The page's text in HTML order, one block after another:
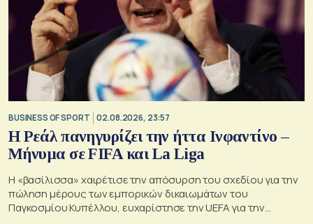
BUSINESS OF SPORT 02.08.2026, 23:57
Η Ρεάλ πανηγυρίζει την ήττα Ινφαντίνο –
Μήνυμα σε FIFA και La Liga
Η «βασίλισσα» χαιρέτισε την απόσυρση του σχεδίου για την
πώληση μέρους των εμπορικών δικαιωμάτων του
Παγκοσμίου Κυπέλλου, ευχαρίστησε την UEFA για την